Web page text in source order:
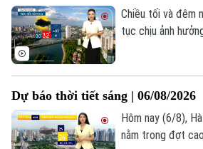
Chiều tối và đêm
tục chịu ảnh
mốc 40mm.
Dự báo thời tiết sáng | 06/08/2026
Hôm nay (6/8),
nằm trong đợt cao